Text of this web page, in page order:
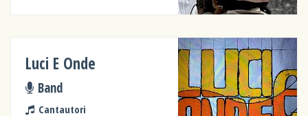
Luci E Onde
Band
Cantautori